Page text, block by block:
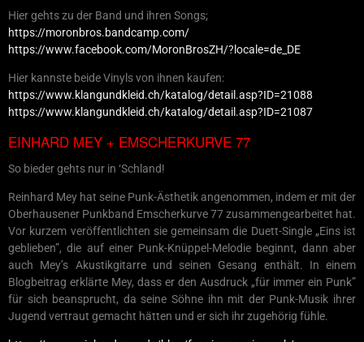
Hier gehts zu der Band und ihren Songs;
https://moronbros.bandcamp.com/
https://www.facebook.com/MoronBrosZH/?locale=de_DE
Hier kannste beide Vinyls von ihnen kaufen:
https://www.klangundkleid.ch/katalog/detail.asp?ID=21088
https://www.klangundkleid.ch/katalog/detail.asp?ID=21087
EINHARD MEY + EMSCHERKURVE 77
So bieder gehts nur in ‘Schland!
Reinhard Mey hat seine Punk-Ästhetik angenommen, indem er mit der
Oberhausener Punkband Emscherkurve 77 zusammengearbeitet hat.
Vor kurzem veröffentlichten sie gemeinsam die Duett-Single „Eins ist
geblieben”, die auf einer Punk-Knüppel-Melodie beginnt, dann aber
auch Mey’s Akustikgitarre und seinen Gesang enthält. In einem
Blogbeitrag erklärte Mey, dass er den Ausdruck „für immer ein Punk”
für sich beansprucht, da seine Söhne ihn mit der Punk-Musik ihrer
Jugend vertraut gemacht hätten und er sich ihr zugehörig fühle.